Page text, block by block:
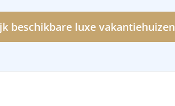
beschikbare luxe vakantiehuizen